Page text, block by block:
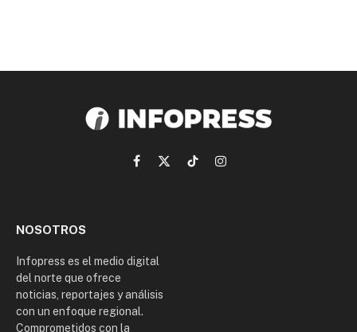
Facebook
X
TikTokInstagram
NOSOTROS
Infopress es el medio digital
del norte que ofrece
noticias, reportajes y análisis
con un enfoque regional.
Comprometidos con la